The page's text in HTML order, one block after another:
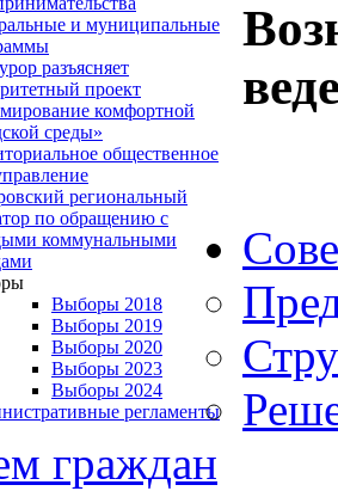
и муниципальные
разъясняет
проект
комфортной
среды»
общественное
региональный
по обращению с
коммунальными
Выборы 2018
Выборы 2019
Выборы 2020
Выборы 2023
Выборы 2024
регламенты
граждан